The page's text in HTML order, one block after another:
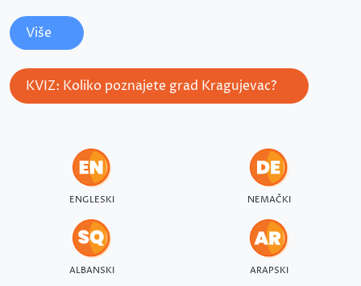
ENGLESKI NEMAČKI
ALBANSKI ARAPSKI
Više
KVIZ: Koliko poznajete grad Kragujevac?